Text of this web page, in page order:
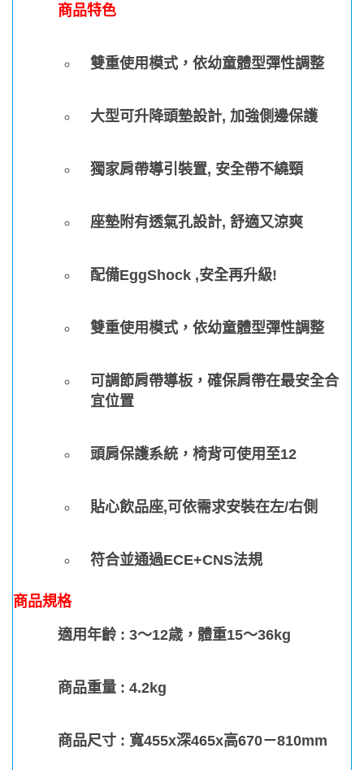
商品特色
雙重使用模式，依幼童體型彈性調整
大型可升降頭墊設計, 加強側邊保護
獨家肩帶導引裝置, 安全帶不繞頸
座墊附有透氣孔設計, 舒適又涼爽
配備EggShock ,安全再升級!
雙重使用模式，依幼童體型彈性調整
可調節肩帶導板，確保肩帶在最安全合
宜位置
頭肩保護系統，椅背可使用至12
貼心飲品座,可依需求安裝在左/右側
符合並通過ECE+CNS法規
商品規格
適用年齡 : 3～12歳，體重15～36kg
商品重量 : 4.2kg
商品尺寸 : 寬455x深465x高670－810mm